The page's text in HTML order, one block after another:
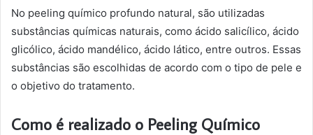
No peeling químico profundo natural, são utilizadas
substâncias químicas naturais, como ácido salicílico, ácido
glicólico, ácido mandélico, ácido lático, entre outros. Essas
substâncias são escolhidas de acordo com o tipo de pele e
o objetivo do tratamento.
Como é realizado o Peeling Químico